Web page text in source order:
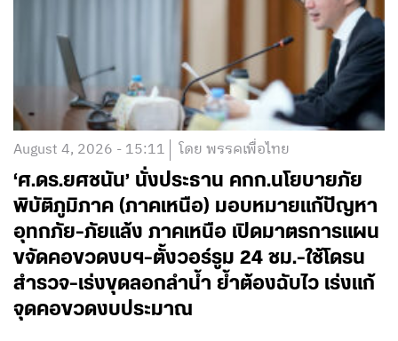
August 4, 2026 - 15:11 โดย พรรคเพื่อไทย
‘ศ.ดร.ยศชนัน’ นั่งประธาน คกก.นโยบายภัย
พิบัติภูมิภาค (ภาคเหนือ) มอบหมายแก้ปัญหา
อุทกภัย-ภัยแล้ง ภาคเหนือ เปิดมาตรการแผน
ขจัดคอขวดงบฯ-ตั้งวอร์รูม 24 ชม.-ใช้โดรน
สำรวจ-เร่งขุดลอกลำน้ำ ย้ำต้องฉับไว เร่งแก้
จุดคอขวดงบประมาณ